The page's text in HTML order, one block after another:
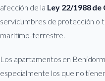
afección de la Ley 22/1988 de
servidumbres de protección o
marítimo-terrestre.
Los apartamentos en
especialmente los que no